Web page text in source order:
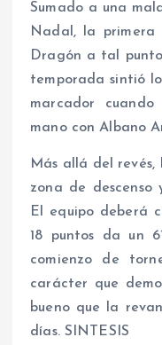
Sumado a una
Nadal, la
Dragón a tal
temporada sintió
marcador
mano con Albano
Más allá del revés,
zona de
El equipo deberá
18 puntos da un
comienzo de
carácter que
bueno que la
días. SINTESIS